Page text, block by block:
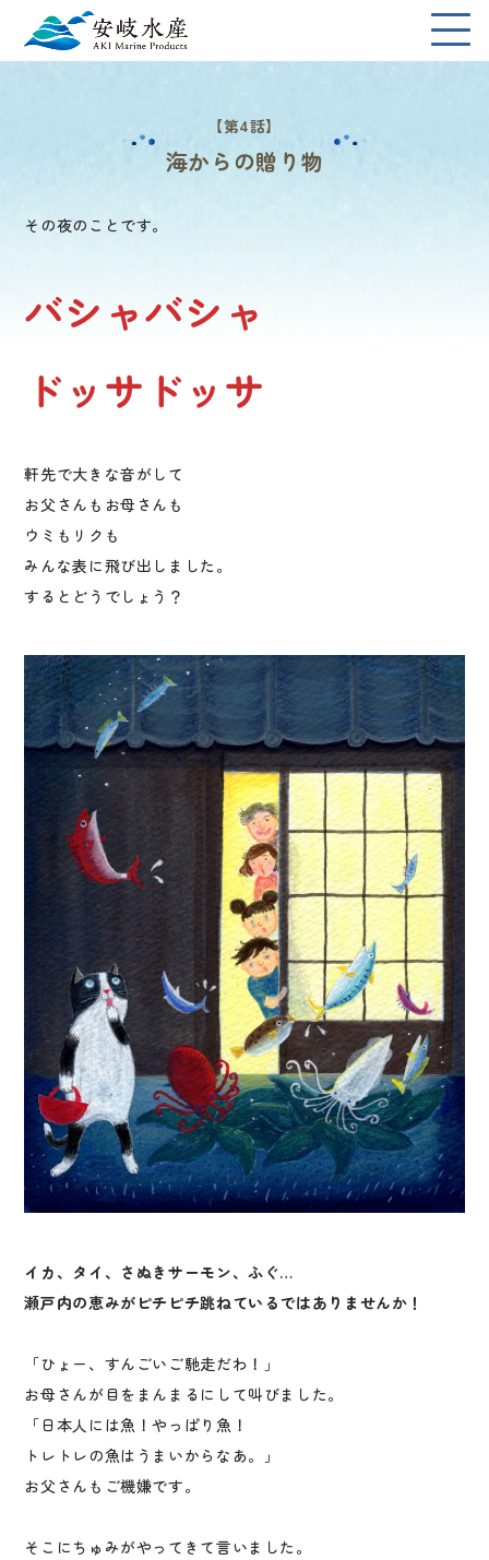
【第4話】
海からの贈り物
その夜のことです。
バシャバシャ
ドッサドッサ
軒先で大きな音がして
お父さんもお母さんも
ウミもリクも
みんな表に飛び出しました。
するとどうでしょう？
イカ、タイ、さぬきサーモン、ふぐ…
瀬戸内の恵みがピチピチ跳ねているではありませんか！
「ひょー、すんごいご馳走だわ！」
お母さんが目をまんまるにして叫びました。
「日本人には魚！やっぱり魚！
トレトレの魚はうまいからなあ。」
お父さんもご機嫌です。
そこにちゅみがやってきて言いました。